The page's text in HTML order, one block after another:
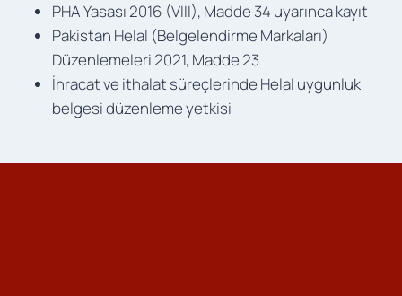
PHA Yasası 2016 (VIII), Madde 34 uyarınca kayıt
Pakistan Helal (Belgelendirme Markaları)
Düzenlemeleri 2021, Madde 23
İhracat ve ithalat süreçlerinde Helal uygunluk
belgesi düzenleme yetkisi